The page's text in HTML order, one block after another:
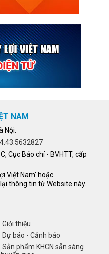
NAM
Nội.
Cục Báo chí - BVHTT, cấp
Việt Nam' hoặc
thông tin từ Website này.
Giới thiệu
Dự báo - Cảnh báo
Sản phẩm KHCN sẵn sàng